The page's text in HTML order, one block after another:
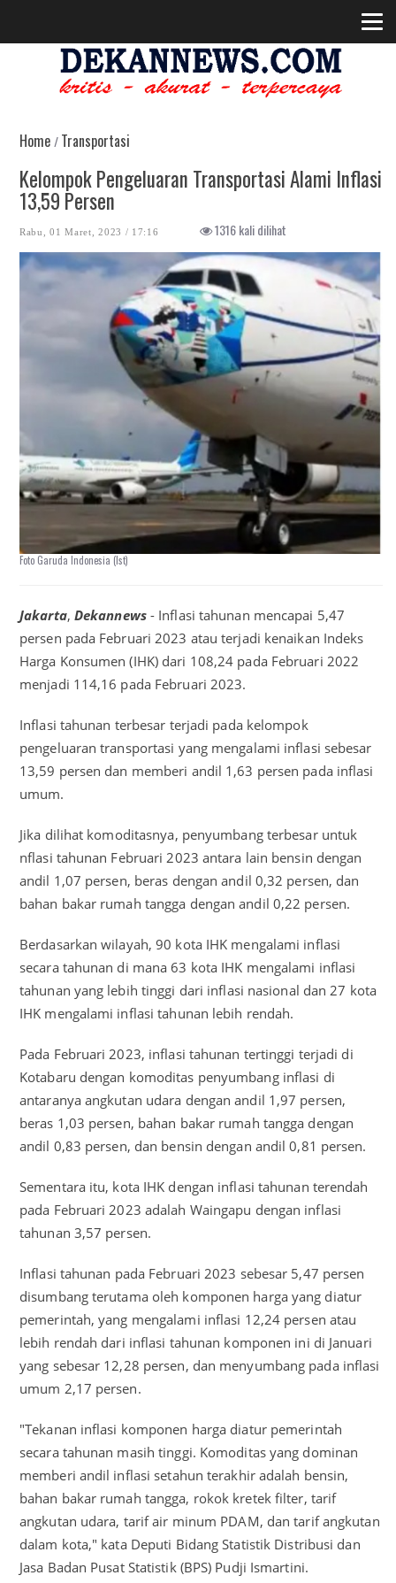
Home/Transportasi
Kelompok Pengeluaran Transportasi Alami Inflasi
13,59 Persen
Rabu, 01 Maret, 2023 / 17:16 1316 kali dilihat
Foto Garuda Indonesia (Ist)
Jakarta, Dekannews- Inflasi tahunan mencapai 5,47
persen pada Februari 2023 atau terjadi kenaikan Indeks
Harga Konsumen (IHK) dari 108,24 pada Februari 2022
menjadi 114,16 pada Februari 2023.
Inflasi tahunan terbesar terjadi pada kelompok
pengeluaran transportasi yang mengalami inflasi sebesar
13,59 persen dan memberi andil 1,63 persen pada inflasi
umum.
Jika dilihat komoditasnya, penyumbang terbesar untuk
nflasi tahunan Februari 2023 antara lain bensin dengan
andil 1,07 persen, beras dengan andil 0,32 persen, dan
bahan bakar rumah tangga dengan andil 0,22 persen.
Berdasarkan wilayah, 90 kota IHK mengalami inflasi
secara tahunan di mana 63 kota IHK mengalami inflasi
tahunan yang lebih tinggi dari inflasi nasional dan 27 kota
IHK mengalami inflasi tahunan lebih rendah.
Pada Februari 2023, inflasi tahunan tertinggi terjadi di
Kotabaru dengan komoditas penyumbang inflasi di
antaranya angkutan udara dengan andil 1,97 persen,
beras 1,03 persen, bahan bakar rumah tangga dengan
andil 0,83 persen, dan bensin dengan andil 0,81 persen.
Sementara itu, kota IHK dengan inflasi tahunan terendah
pada Februari 2023 adalah Waingapu dengan inflasi
tahunan 3,57 persen.
Inflasi tahunan pada Februari 2023 sebesar 5,47 persen
disumbang terutama oleh komponen harga yang diatur
pemerintah, yang mengalami inflasi 12,24 persen atau
lebih rendah dari inflasi tahunan komponen ini di Januari
yang sebesar 12,28 persen, dan menyumbang pada inflasi
umum 2,17 persen.
"Tekanan inflasi komponen harga diatur pemerintah
secara tahunan masih tinggi. Komoditas yang dominan
memberi andil inflasi setahun terakhir adalah bensin,
bahan bakar rumah tangga, rokok kretek filter, tarif
angkutan udara, tarif air minum PDAM, dan tarif angkutan
dalam kota," kata Deputi Bidang Statistik Distribusi dan
Jasa Badan Pusat Statistik (BPS) Pudji Ismartini.